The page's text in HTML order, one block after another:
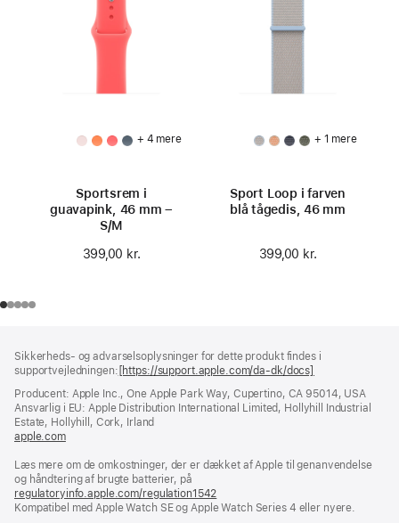
+ 4 mere
Sportsrem i
guavapink, 46 mm –
S/M
399,00 kr.
+ 1 mere
Sport Loop i farven
blå tågedis, 46 mm
399,00 kr.
Sikkerheds- og advarselsoplysninger for dette produkt findes i
supportvejledningen: [https://support.apple.com/da-dk/docs]
et
nyt
Producent: Apple Inc., One Apple Park Way, Cupertino, CA 95014, USA
Ansvarlig i EU: Apple Distribution International Limited, Hollyhill Industrial
Estate, Hollyhill, Cork, Irland
apple.com(åbner
et
nyt
vindue)
Læs mere om de omkostninger, der er dækket af Apple til genanvendelse
og håndtering af brugte batterier, på
regulatoryinfo.apple.com/regulation1542
i
Kompatibel med Apple Watch SE og Apple Watch Series 4 eller nyere.